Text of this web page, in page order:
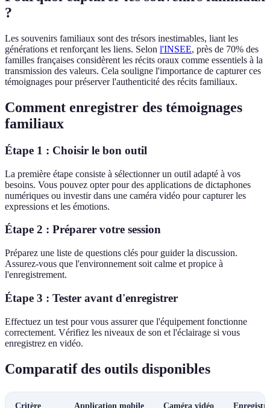
?
Les souvenirs familiaux sont des trésors inestimables, liant les
générations et renforçant les liens. Selon l'INSEE, près de 70% des
familles françaises considèrent les récits oraux comme essentiels à la
transmission des valeurs. Cela souligne l'importance de capturer ces
témoignages pour préserver l'authenticité des récits familiaux.
Comment enregistrer des témoignages
familiaux
Étape 1 : Choisir le bon outil
La première étape consiste à sélectionner un outil adapté à vos
besoins. Vous pouvez opter pour des applications de dictaphones
numériques ou investir dans une caméra vidéo pour capturer les
expressions et les émotions.
Étape 2 : Préparer votre session
Préparez une liste de questions clés pour guider la discussion.
Assurez-vous que l'environnement soit calme et propice à
l'enregistrement.
Étape 3 : Tester avant d'enregistrer
Effectuez un test pour vous assurer que l'équipement fonctionne
correctement. Vérifiez les niveaux de son et l'éclairage si vous
enregistrez en vidéo.
Comparatif des outils disponibles
Critère Application mobile Caméra vidéo